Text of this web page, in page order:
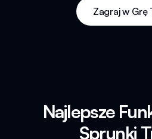
Zagraj w Grę
Najlepsze
Sprunki